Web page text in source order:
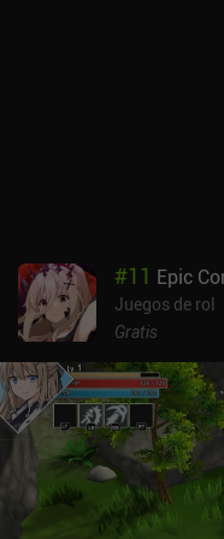
agricultura no me pareció
necesaria, el juego me
acción realmente divertido.
#11 Epic
Juegos de rol
Gratis